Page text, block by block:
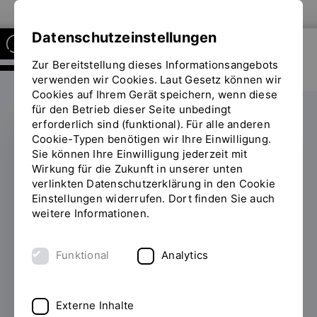
RESEARCH CENTER OF
HEALTH SCIENCES AND
TECHNOLOGY
PRAXISFORSCHUNG
Projekt SoROP
untersucht Mensch-
Roboter-Interaktion
liefert erste Erkenntnisse zur Interaktion mit
Datenschutzeinstellungen
Zur Bereitstellung dieses Informationsangebots
verwenden wir Cookies. Laut Gesetz können wir
Cookies auf Ihrem Gerät speichern, wenn diese
für den Betrieb dieser Seite unbedingt
erforderlich sind (funktional). Für alle anderen
Cookie-Typen benötigen wir Ihre Einwilligung.
Sie können Ihre Einwilligung jederzeit mit
Wirkung für die Zukunft in unserer unten
verlinkten Datenschutzerklärung in den Cookie
Einstellungen widerrufen. Dort finden Sie auch
weitere Informationen.
Funktional Analytics
Externe Inhalte